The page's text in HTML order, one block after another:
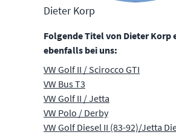
Dieter Korp
Folgende Titel von Dieter Korp
ebenfalls bei uns:
VW Golf II / Scirocco GTI
VW Bus T3
VW Golf II / Jetta
VW Polo / Derby
VW Golf Diesel II (83-92)/Jetta